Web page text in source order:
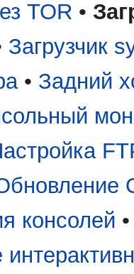
TOR •
Загрузчик
• Задний
консолей